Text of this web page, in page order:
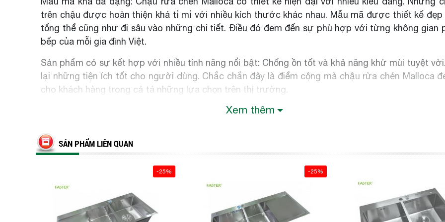
trên chậu được hoàn thiện khá tỉ mỉ với nhiều kích thước khác nhau. Mẫu mã được thiết kế đẹp
tổng thể cũng như đi sâu vào những chi tiết. Điều đó đem đến sự phù hợp với từng không gian
bếp của mỗi gia đình Việt.
Sản phẩm có sự kết hợp với nhiều tính năng nổi bật: Chống ồn tốt và khả năng khử mùi tuyệt
lại những tiện ích tốt cho người dùng. Chắc chắn đây là điểm cộng mà chậu rửa chén Malloca
cho khách hàng trong cả tá những lựa chọn trên thị trường.
Công nghệ tiên tiến: Sử dụng những công nghệ kỹ thuật hiện đại bậc nhất. Công nghệ trên
sản phẩm hoàn hảo trên từng mm.
những khách hàng khó tính của chúng ta đều biết điều đó. Chậu rửa chén có chất liệu đá có
trung bình lên đến trên 10 năm, vì sản phẩm không bị ảnh hưởng nhiều bởi những chất hóa học
nước rửa chén.
Xem thêm
SẢN PHẨM LIÊN QUAN
-25% -25%